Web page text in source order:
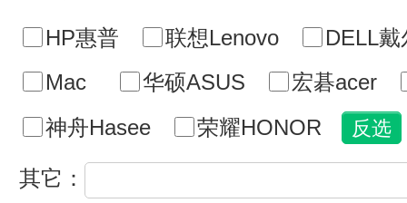
HP惠普 联想Lenovo
DELL戴
Mac
华硕ASUS
宏碁acer
神舟Hasee
荣耀HONOR
其它：